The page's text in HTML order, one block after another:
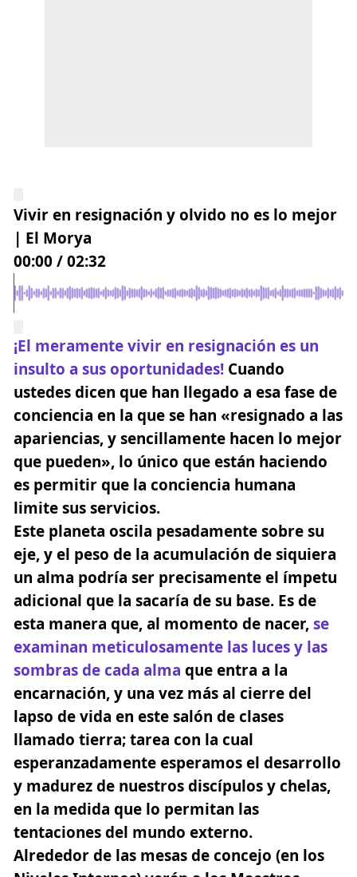
Vivir en resignación y olvido no es lo mejor
| El Morya
00:00 /02:32
¡El meramente vivir en resignación es un
insulto a sus oportunidades! Cuando
ustedes dicen que han llegado a esa fase de
conciencia en la que se han «resignado a las
apariencias, y sencillamente hacen lo mejor
que pueden», lo único que están haciendo
es permitir que la conciencia humana
limite sus servicios.
Este planeta oscila pesadamente sobre su
eje, y el peso de la acumulación de siquiera
un alma podría ser precisamente el ímpetu
adicional que la sacaría de su base. Es de
esta manera que, al momento de nacer,se
examinan meticulosamente las luces y las
sombras de cada alma que entra a la
encarnación, y una vez más al cierre del
lapso de vida en este salón de clases
llamado tierra; tarea con la cual
esperanzadamente esperamos el desarrollo
y madurez de nuestros discípulos y chelas,
en la medida que lo permitan las
tentaciones del mundo externo.
Alrededor de las mesas de concejo (en los